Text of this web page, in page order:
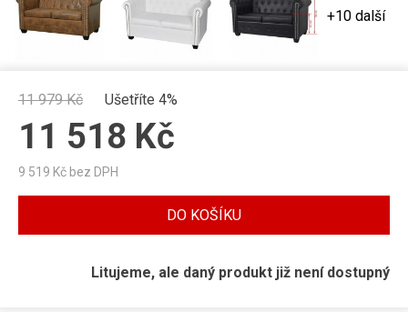
+10 další
11 979Kč Ušetříte 4%
11 518 Kč
9 519 Kč bez DPH
DO KOŠÍKU
Litujeme, ale daný produkt již není dostupný